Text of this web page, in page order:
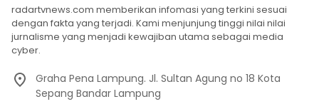
radartvnews.com memberikan infomasi yang terkini sesuai
dengan fakta yang terjadi. Kami menjunjung tinggi nilai nilai
jurnalisme yang menjadi kewajiban utama sebagai media
cyber.
Graha Pena Lampung. Jl. Sultan Agung no 18 Kota
Sepang Bandar Lampung